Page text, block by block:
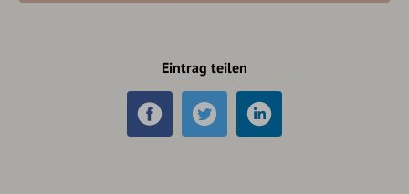
Eintrag teilen